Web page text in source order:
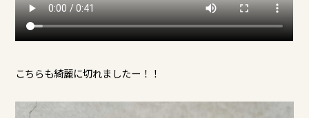
こちらも綺麗に切れましたー！！